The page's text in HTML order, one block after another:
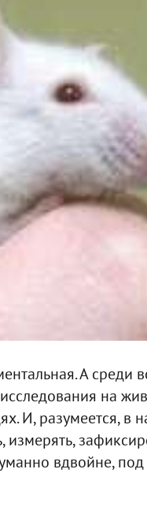
А среди
на
И, разумеется, в
вдвойне,